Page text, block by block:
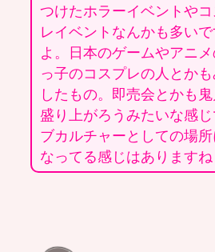
つけたホラーイベントや
レイベントなんかも多いで
よ。日本のゲームやアニ
っ子のコスプレの人とかも
したもの。即売会とかも
盛り上がろうみたいな感
ブカルチャーとしての場所
なってる感じはありますね